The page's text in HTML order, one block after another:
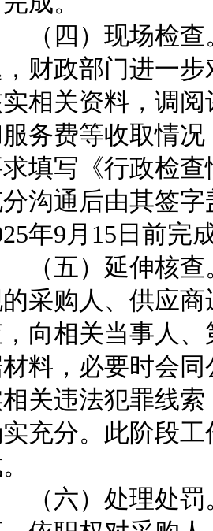
四）现场检查
财政部门进一
相关资料，调
务费等收取情
填写《行政检
沟通后由其签
年9月15日前完
五）延伸核查
采购人、供应
向相关当事人
料，必要时会
关违法犯罪线
充分。此阶段工
六）处理处罚